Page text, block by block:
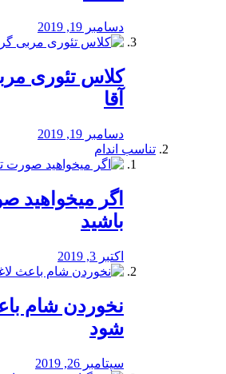
دسامبر 19, 2019
آقا
دسامبر 19, 2019
تناسب اندام
اگر میخواهید
باشید
اکتبر 3, 2019
نخوردن شام
‌شود
سپتامبر 26, 2019